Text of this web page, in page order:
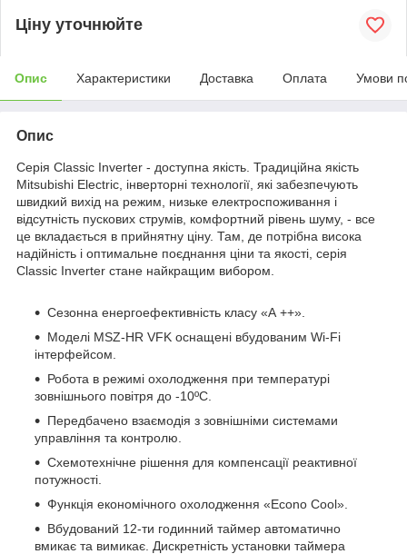
Ціну уточнюйте
Опис Характеристики Доставка Оплата Умови
Опис
Серія Classic Inverter - доступна якість. Традиційна якість
Mitsubishi Electric, інверторні технології, які забезпечують
швидкий вихід на режим, низьке електроспоживання і
відсутність пускових струмів, комфортний рівень шуму, - все
це вкладається в прийнятну ціну. Там, де потрібна висока
надійність і оптимальне поєднання ціни та якості, серія
Classic Inverter стане найкращим вибором.
Сезонна енергоефективність класу «А ++».
Моделі MSZ-HR VFK оснащені вбудованим Wi-Fi
інтерфейсом.
Робота в режимі охолодження при температурі
зовнішнього повітря до -10ºC.
Передбачено взаємодія з зовнішніми системами
управління та контролю.
Схемотехнічне рішення для компенсації реактивної
потужності.
Функція економічного охолодження «Econo Cool».
Вбудований 12-ти годинний таймер автоматично
вмикає та вимикає. Дискретність установки таймера